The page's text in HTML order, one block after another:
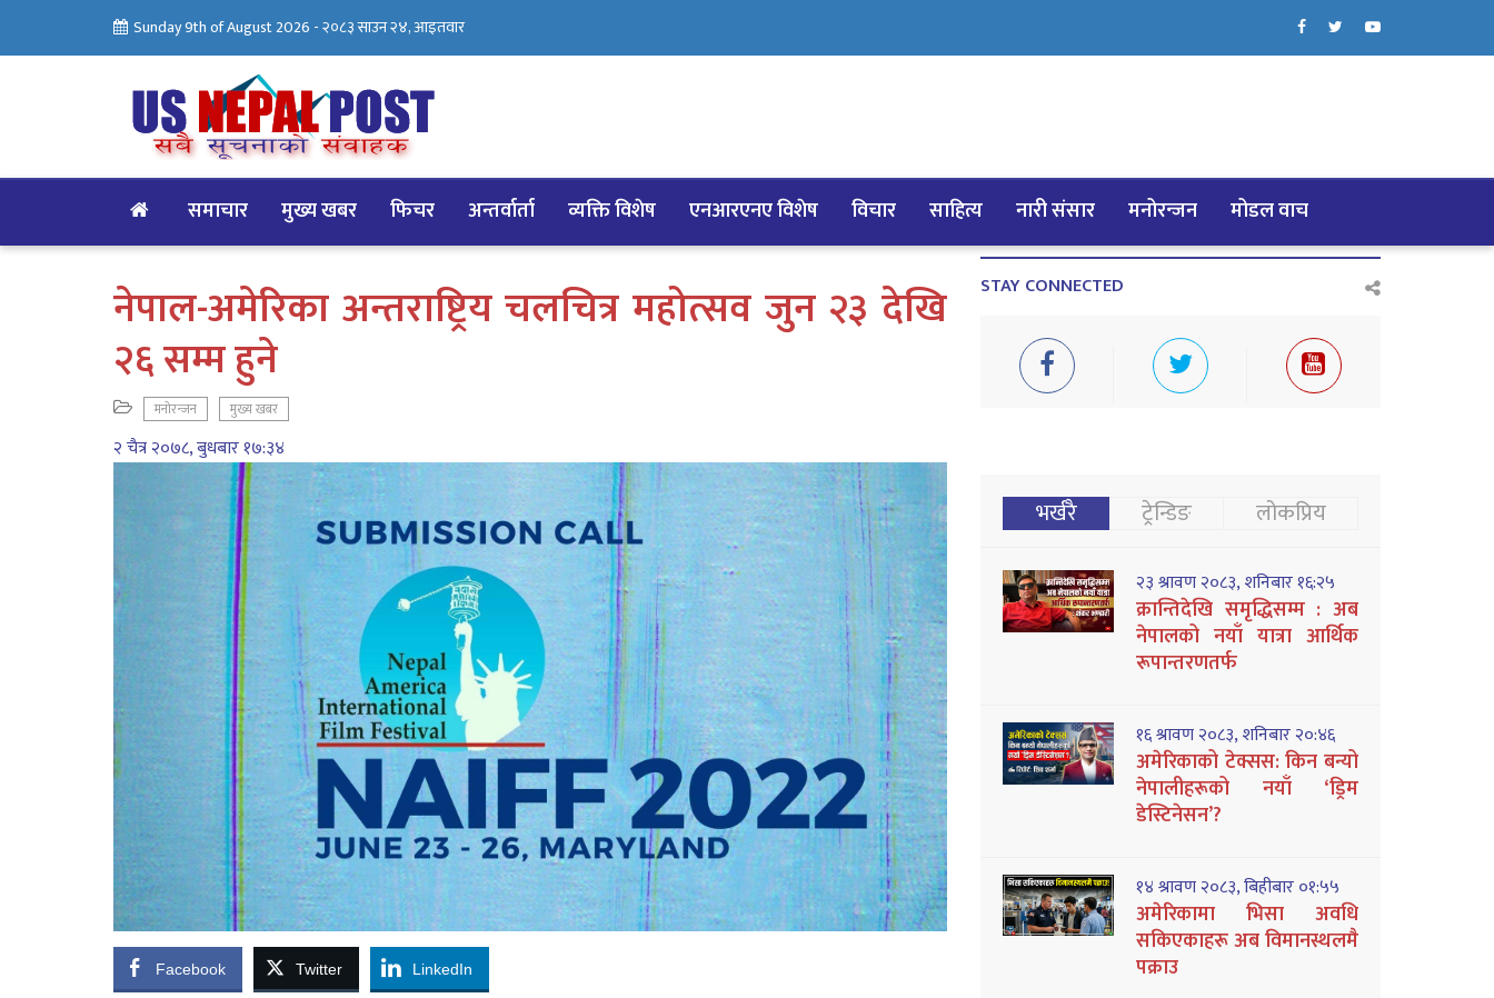
Sunday 9th of August 2026 -२०८३ साउन २४, आइतवार
समाचार मुख्य खबर फिचर अन्तर्वार्ता व्यक्ति विशेष एनआरएनए विशेष विचार साहित्य नारी संसार मनोरन्जन मोडल वाच
नेपाल-अमेरिका अन्तराष्ट्रिय चलचित्र महोत्सव जुन २३ देखि
२६ सम्म हुने
मनोरन्जन मुख्य खबर
२ चैत्र २०७८, बुधबार १७:३४
Facebook Twitter LinkedIn
STAY CONNECTED
भर्खरै ट्रेन्डिङ लोकप्रिय
२३ श्रावण २०८३, शनिबार १६:२५
क्रान्तिदेखि समृद्धिसम्म : अब
नेपालको नयाँ यात्रा आर्थिक
रूपान्तरणतर्फ
१६ श्रावण २०८३, शनिबार २०:४६
अमेरिकाको टेक्सस: किन बन्यो
नेपालीहरूको नयाँ ‘ड्रिम
डेस्टिनेसन’?
१४ श्रावण २०८३, बिहीबार ०१:५५
अमेरिकामा भिसा अवधि
सकिएकाहरू अब विमानस्थलमै
पक्राउ